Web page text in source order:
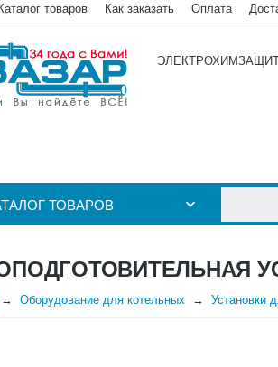
Каталог товаров Как заказать Оплата
ТОВАРОВ
Оборудование для котельных Установки